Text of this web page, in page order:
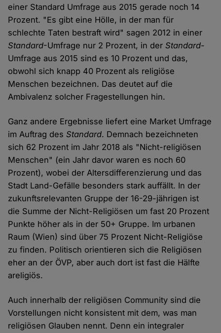
einer Standard Umfrage aus 2015 gerade noch 14
Prozent. "Es gibt eine Hölle, in der man für
schlechte Taten bestraft wird" sagen 2012 in einer
Standard-Umfrage nur 2 Prozent, in derStandard-
Umfrage aus 2015 sind es 10 Prozent und das,
obwohl sich knapp 40 Prozent als religiöse
Menschen bezeichnen. Das deutet auf die
Ambivalenz solcher Fragestellungen hin.
Ganz andere Ergebnisse liefert eine Market Umfrage
im Auftrag desStandard. Demnach bezeichneten
sich 62 Prozent im Jahr 2018 als "Nicht-religiösen
Menschen" (ein Jahr davor waren es noch 60
Prozent), wobei der Altersdifferenzierung und das
Stadt Land-Gefälle besonders stark auffällt. In der
zukunftsrelevanten Gruppe der 16-29-jährigen ist
die Summe der Nicht-Religiösen um fast 20 Prozent
Punkte höher als in der 50+ Gruppe. Im urbanen
Raum (Wien) sind über 75 Prozent Nicht-Religiöse
zu finden. Politisch orientieren sich die Religiösen
eher an der ÖVP, aber auch dort ist fast die Hälfte
areligiös.
Auch innerhalb der religiösen Community sind die
Vorstellungen nicht konsistent mit dem, was man
religiösen Glauben nennt. Denn ein integraler